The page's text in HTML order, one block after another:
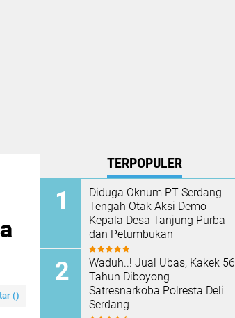
()
TERPOPULER
Diduga Oknum PT Serdang
Tengah Otak Aksi Demo
Kepala Desa Tanjung Purba
dan Petumbukan
Waduh..! Jual Ubas, Kakek 56
Tahun Diboyong
Satresnarkoba Polresta Deli
Serdang